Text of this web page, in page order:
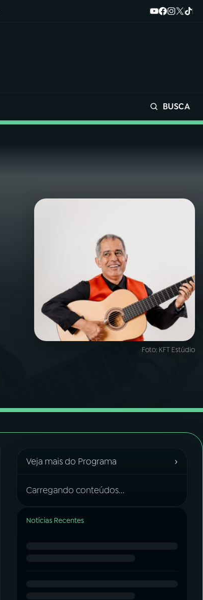
BUSCA
Foto: KFT Estúdio
Veja mais do Programa ›
Carregando conteúdos...
Notícias Recentes